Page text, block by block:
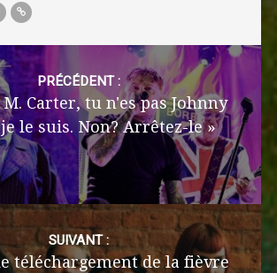
PRÉCÉDENT :
M. Carter, tu n'es pas Johnny
le suis. Non? Arrêtez-le »
SUIVANT :
téléchargement de la fièvre